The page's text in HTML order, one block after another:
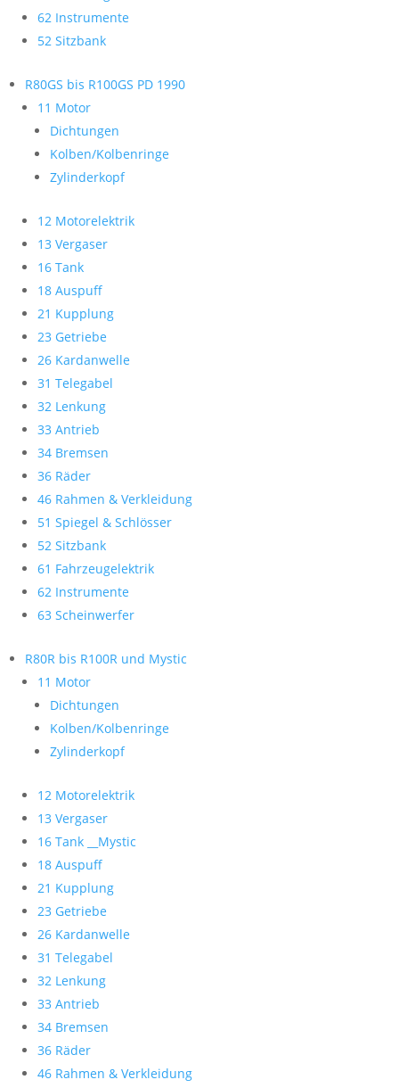
62 Instrumente
52 Sitzbank
R80GS bis R100GS PD 1990
11 Motor
Dichtungen
Kolben/Kolbenringe
Zylinderkopf
12 Motorelektrik
13 Vergaser
16 Tank
18 Auspuff
21 Kupplung
23 Getriebe
26 Kardanwelle
31 Telegabel
32 Lenkung
33 Antrieb
34 Bremsen
36 Räder
46 Rahmen & Verkleidung
51 Spiegel & Schlösser
52 Sitzbank
61 Fahrzeugelektrik
62 Instrumente
63 Scheinwerfer
R80R bis R100R und Mystic
11 Motor
Dichtungen
Kolben/Kolbenringe
Zylinderkopf
12 Motorelektrik
13 Vergaser
16 Tank __Mystic
18 Auspuff
21 Kupplung
23 Getriebe
26 Kardanwelle
31 Telegabel
32 Lenkung
33 Antrieb
34 Bremsen
36 Räder
46 Rahmen & Verkleidung